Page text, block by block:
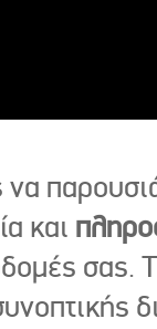
και
σας.